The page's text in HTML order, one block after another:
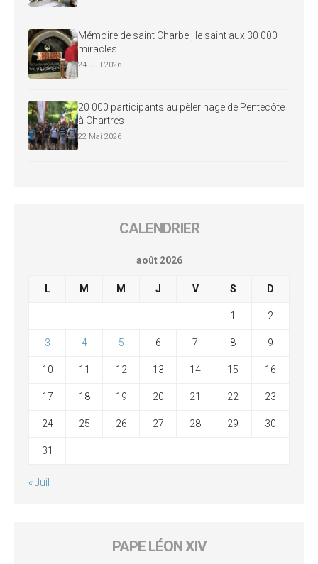
Mémoire de saint Charbel, le saint aux 30 000
miracles
24 Juil 2026
20 000 participants au pèlerinage de Pentecôte
à Chartres
22 Mai 2026
CALENDRIER
août 2026
L M M J V S D
1 2
3 4 5 6 7 8 9
10 11 12 13 14 15 16
17 18 19 20 21 22 23
24 25 26 27 28 29 30
31
« Juil
PAPE LÉON XIV